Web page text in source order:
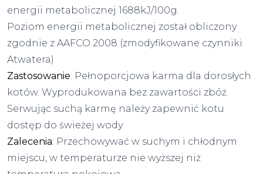
energii metabolicznej 1688kJ/100g.
Poziom energii metabolicznej został obliczony
zgodnie z AAFCO 2008 (zmodyfikowane czynniki
Atwatera)
Zastosowanie: Pełnoporcjowa karma dla dorosłych
kotów. Wyprodukowana bez zawartości zbóż.
Serwując suchą karmę należy zapewnić kotu
dostęp do świeżej wody.
Zalecenia: Przechowywać w suchym i chłodnym
miejscu, w temperaturze nie wyższej niż